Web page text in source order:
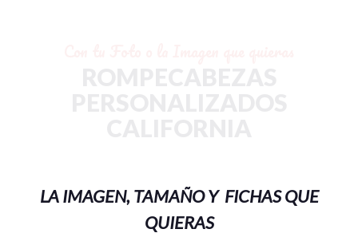
LA IMAGEN, TAMAÑO Y FICHAS QUE
QUIERAS